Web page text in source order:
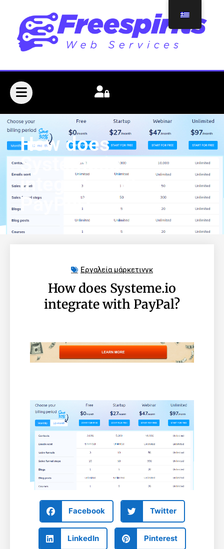
How does
Systeme.io
integrate with
PayPal?
Εργαλεία μάρκετινγκ
How does Systeme.io
integrate with PayPal?
Facebook Twitter
LinkedIn Pinterest